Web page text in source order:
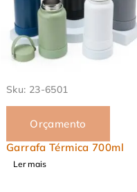
Sku: 23-6501
Orçamento
Garrafa Térmica 700ml
Ler mais